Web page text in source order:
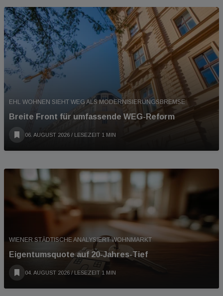
EHL WOHNEN SIEHT WEG ALS MODERNISIERUNGSBREMSE
Breite Front für umfassende WEG-Reform
06. AUGUST 2026 / LESEZEIT 1 MIN
WIENER STÄDTISCHE ANALYSIERT WOHNMARKT
Eigentumsquote auf 20-Jahres-Tief
04. AUGUST 2026 / LESEZEIT 1 MIN